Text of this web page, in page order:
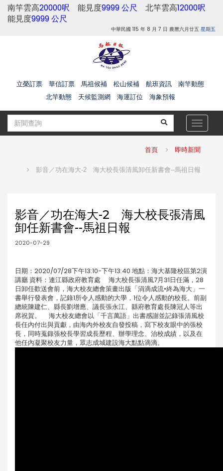
南竿雲高20000呎 能見度9999 公尺 北竿雲高12000呎
能見度9999 公尺
中華民國 115 年 8 月 7 日 農曆六月廿五 星期五
立榮訂票 華信訂票 馬祖候補 松山候補 航班資訊
南竿動態
北竿動態
天候監測網 海運訂位 海象預報
Toggle
首頁 即時新聞
影音／功在海大-2 海大校長張清風卸任新書會--馬祖日報
影音／功在海大-2 海大校長張清風
卸任新書會--馬祖日報
2020-07-29
日期：2020/07/28下午13:10-下午13:40 地點：海大基隆校區第2演
講廳 資料：連江縣政府教育處 海大校長張清風7月31日任滿，28
日卸任歡送會前，海大校友總會策畫出版「涓滴成流•終為海大」一
書舉行發表會，記錄1所令人感動的大學，1位令人感動的校長。前副
總統陳建仁、縣長劉增應、議長張永江、縣府教育處長陳冠人等出
席祝賀。 海大校友總會以「千言萬語」出書感謝並記錄張清風校
長任內付出與貢獻，由海內外校友自發投稿，寫下校友眼中的張校
長，同時蒐錄張校長學習成長歷程、辦學理念、治校成績，以及在
他任內凝聚校友力量，眾志成城建設海大點點滴滴。